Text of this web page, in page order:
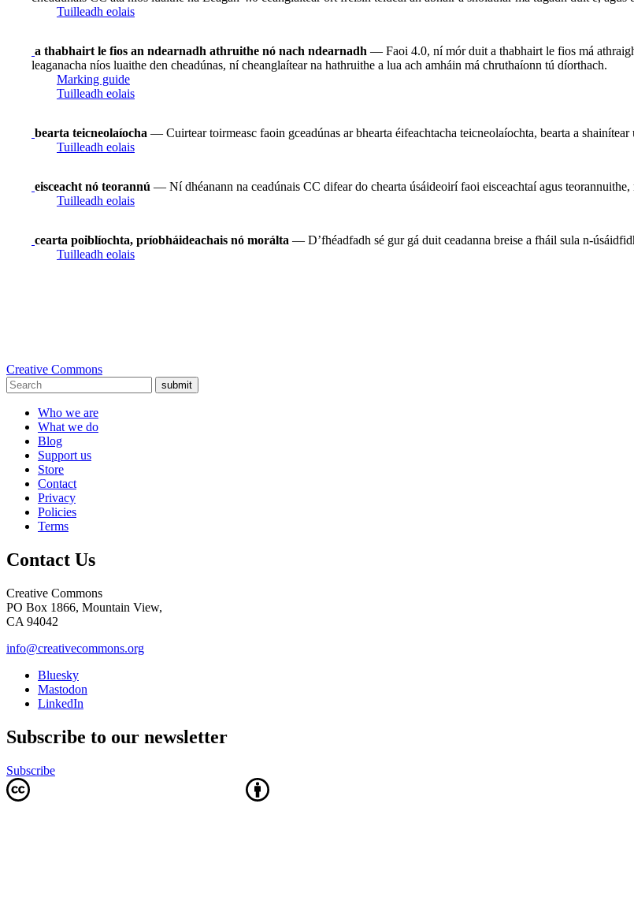
Tuilleadh eolais
a thabhairt le fios an ndearnadh athruithe nó nach ndearnadh — Faoi 4.0, ní mór duit a thabhairt le fios má
leaganacha níos luaithe den cheadúnas, ní cheanglaítear na hathruithe a lua ach amháin má chruthaíonn tú díorthach.
Marking guide
Tuilleadh eolais
bearta teicneolaíocha — Cuirtear toirmeasc faoin gceadúnas ar bhearta éifeachtacha teicneolaíochta, bearta a
Tuilleadh eolais
eisceacht nó teorannú — Ní dhéanann na ceadúnais CC difear do chearta úsáideoirí faoi eisceachtaí agus
Tuilleadh eolais
cearta poiblíochta, príobháideachais nó morálta — D’fhéadfadh sé gur gá duit ceadanna breise a fháil sula n-
Tuilleadh eolais
Creative Commons
submit
Who we are
What we do
Blog
Support us
Store
Contact
Privacy
Policies
Terms
Contact Us
Creative Commons
PO Box 1866, Mountain View,
CA 94042
info@creativecommons.org
Bluesky
Mastodon
LinkedIn
Subscribe to our newsletter
Subscribe